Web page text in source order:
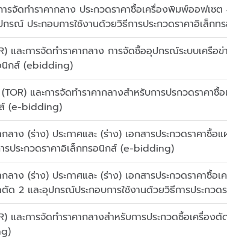
ารจัดทำราคากลาง ประกวดราคาซื้อเครื่องพิมพ์ออฟ
รณ์ ประกอบการใช้งานด้วยวิธีการประกวดราคาอิเล็
และการจัดทำราคากลาง การจัดซื้ออุปกรณ์ระบบเครื
นิกส์ (ebidding)
และการจัดทำราคากลางสำหรับการปรกวดราคา
ส์ (e-bidding)
ลาง (ร่าง) ประกาศและ (ร่าง) เอกสารประกวดราคา
ประกวดราคาอิเล็กทรอนิกส์ (e-bidding)
ลาง (ร่าง) ประกาศและ (ร่าง) เอกสารประกวดราคา
2 และอุปกรณ์ประกอบการใช้งานด้วยวิธีการประกว
และการจัดทำราคากลางสำหรับการประกวดซื้อเครื่อง